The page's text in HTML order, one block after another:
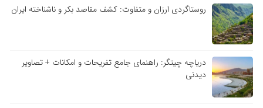
روستاگردی ارزان و متفاوت: کشف مقاصد بکر و ناشناخته ایران
دریاچه چیتگر: راهنمای جامع تفریحات و امکانات + تصاویر
دیدنی